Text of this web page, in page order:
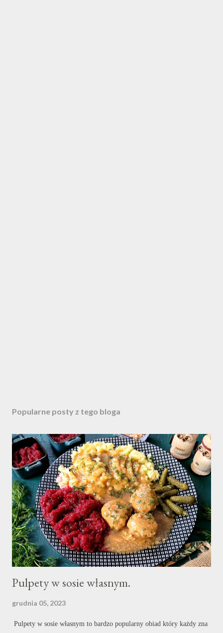
Popularne posty z tego bloga
Pulpety w sosie własnym.
grudnia 05, 2023
Pulpety w sosie własnym to bardzo popularny obiad który każdy zna